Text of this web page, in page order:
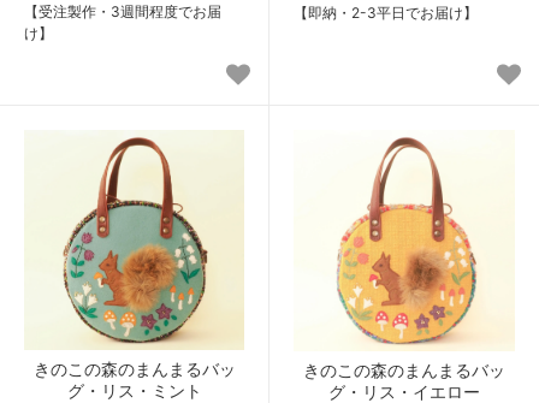
【受注製作・3週間程度でお届
け】
【即納・2-3平日でお届け】
きのこの森のまんまるバッ
グ・リス・ミント
きのこの森のまんまるバッ
グ・リス・イエロー